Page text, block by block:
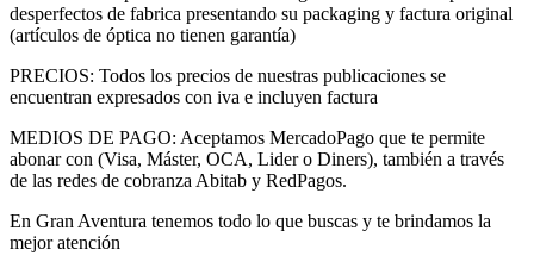
desperfectos de fabrica presentando su packaging y factura original
(artículos de óptica no tienen garantía)
PRECIOS: Todos los precios de nuestras publicaciones se
encuentran expresados con iva e incluyen factura
MEDIOS DE PAGO: Aceptamos MercadoPago que te permite
abonar con (Visa, Máster, OCA, Lider o Diners), también a través
de las redes de cobranza Abitab y RedPagos.
En Gran Aventura tenemos todo lo que buscas y te brindamos la
mejor atención